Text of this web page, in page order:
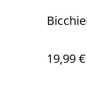
19,99 €